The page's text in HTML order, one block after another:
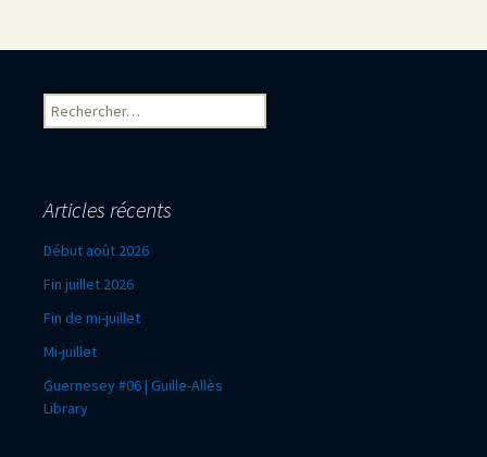
Rechercher :
Articles récents
Début août 2026
Fin juillet 2026
Fin de mi-juillet
Mi-juillet
Guernesey #06 | Guille-Allès
Library